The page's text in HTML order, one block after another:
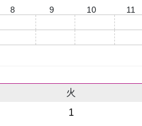
8 9 10 11
火
1